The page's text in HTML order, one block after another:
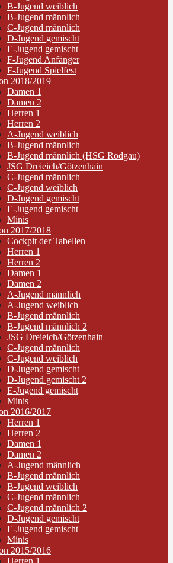
B-Jugend weiblich
B-Jugend männlich
C-Jugend männlich
D-Jugend gemischt
E-Jugend gemischt
F-Jugend Anfänger
F-Jugend Spielfest
2018/2019
Damen 1
Damen 2
Herren 1
Herren 2
A-Jugend weiblich
B-Jugend männlich
B-Jugend männlich (HSG Rodgau)
JSG Dreieich/Götzenhain
C-Jugend männlich
C-Jugend weiblich
D-Jugend gemischt
E-Jugend gemischt
Minis
2017/2018
Cockpit der Tabellen
Herren 1
Herren 2
Damen 1
Damen 2
A-Jugend männlich
A-Jugend weiblich
B-Jugend männlich
B-Jugend männlich 2
JSG Dreieich/Götzenhain
C-Jugend männlich
C-Jugend weiblich
D-Jugend gemischt
D-Jugend gemischt 2
E-Jugend gemischt
Minis
2016/2017
Herren 1
Herren 2
Damen 1
Damen 2
A-Jugend männlich
B-Jugend männlich
B-Jugend weiblich
C-Jugend männlich
C-Jugend männlich 2
D-Jugend gemischt
E-Jugend gemischt
Minis
2015/2016
Herren 1